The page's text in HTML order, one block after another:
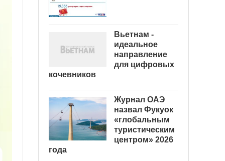
Вьетнам -
идеальное
направление
для цифровых
кочевников
Журнал ОАЭ
назвал Фукуок
«глобальным
туристическим
центром» 2026
года